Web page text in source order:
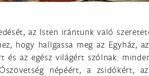
az Isten irántunk való
hogy hallgassa meg az Egyház,
és az egész világért szólnak:
népéért, a zsidókért,